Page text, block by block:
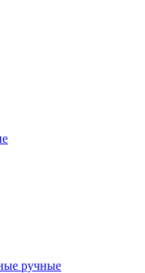
ручные